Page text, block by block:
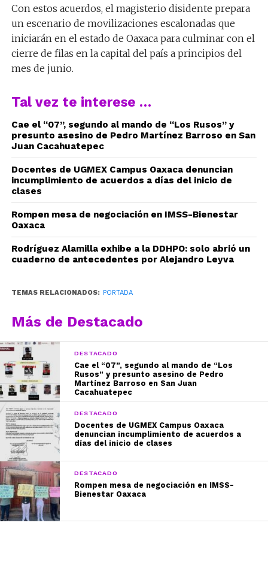
Con estos acuerdos, el magisterio disidente prepara
un escenario de movilizaciones escalonadas que
iniciarán en el estado de Oaxaca para culminar con el
cierre de filas en la capital del país a principios del
mes de junio.
Tal vez te interese …
Cae el “07”, segundo al mando de “Los Rusos” y
presunto asesino de Pedro Martínez Barroso en San
Juan Cacahuatepec
Docentes de UGMEX Campus Oaxaca denuncian
incumplimiento de acuerdos a días del inicio de
clases
Rompen mesa de negociación en IMSS-Bienestar
Oaxaca
Rodríguez Alamilla exhibe a la DDHPO: solo abrió un
cuaderno de antecedentes por Alejandro Leyva
TEMAS RELACIONADOS: PORTADA
Más de Destacado
DESTACADO
Cae el “07”, segundo al mando de “Los
Rusos” y presunto asesino de Pedro
Martínez Barroso en San Juan
Cacahuatepec
DESTACADO
Docentes de UGMEX Campus Oaxaca
denuncian incumplimiento de acuerdos a
días del inicio de clases
DESTACADO
Rompen mesa de negociación en IMSS-
Bienestar Oaxaca